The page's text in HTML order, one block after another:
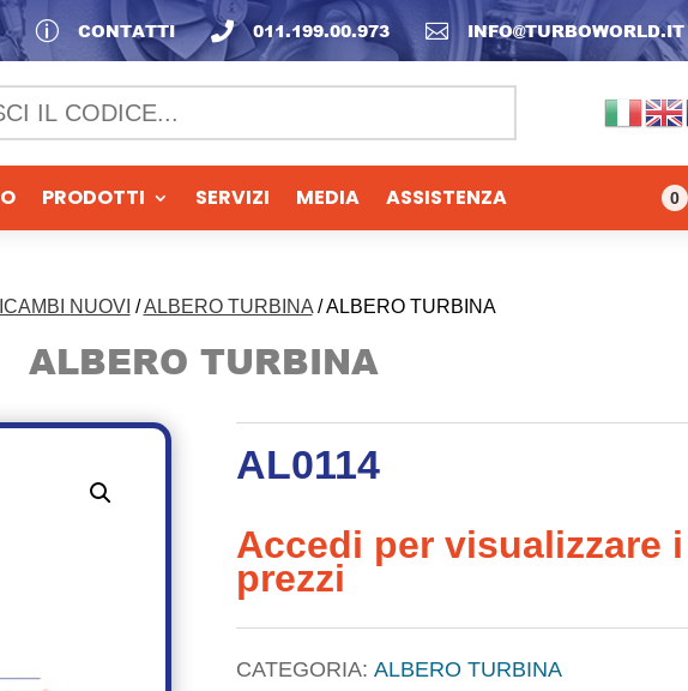
 INFO@TURBOWORLD.IT
 011.199.00.973
p CONTATTI
PRODOTTI SERVIZI MEDIA ASSISTENZA 0
NUOVI /ALBERO TURBINA/ ALBERO TURBINA
ALBERO TURBINA
AL0114
Accedi per visualizzare i
prezzi
CATEGORIA: ALBERO TURBINA